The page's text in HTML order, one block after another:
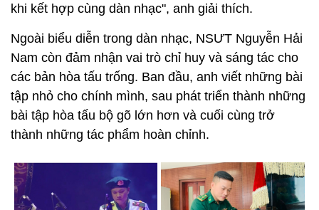
khi kết hợp cùng dàn nhạc", anh giải thích.
Ngoài biểu diễn trong dàn nhạc, NSƯT Nguyễn Hải
Nam còn đảm nhận vai trò chỉ huy và sáng tác cho
các bản hòa tấu trống. Ban đầu, anh viết những bài
tập nhỏ cho chính mình, sau phát triển thành những
bài tập hòa tấu bộ gõ lớn hơn và cuối cùng trở
thành những tác phẩm hoàn chỉnh.